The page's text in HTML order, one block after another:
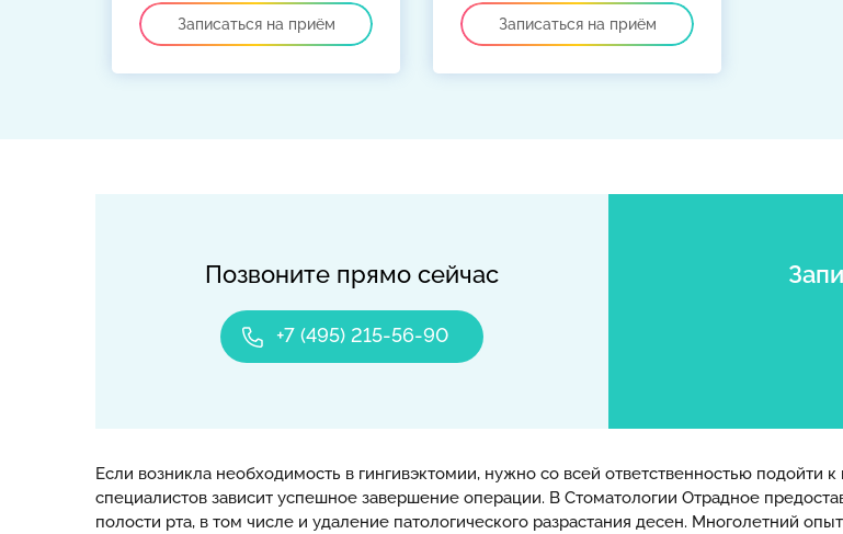
Позвоните прямо сейчас
+7 (495) 215-56-90
Если возникла необходимость в гингивэктомии, нужно со всей ответственностью
специалистов зависит успешное завершение операции. В Стоматологии Отрадное
полости рта, в том числе и удаление патологического разрастания десен. Многолетний